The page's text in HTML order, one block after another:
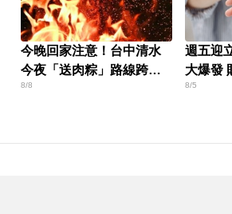
今晚回家注意！台中清水
今夜「送肉粽」路線跨彰
化4鄉鎮
8/8
週五迎
大爆發
8/5